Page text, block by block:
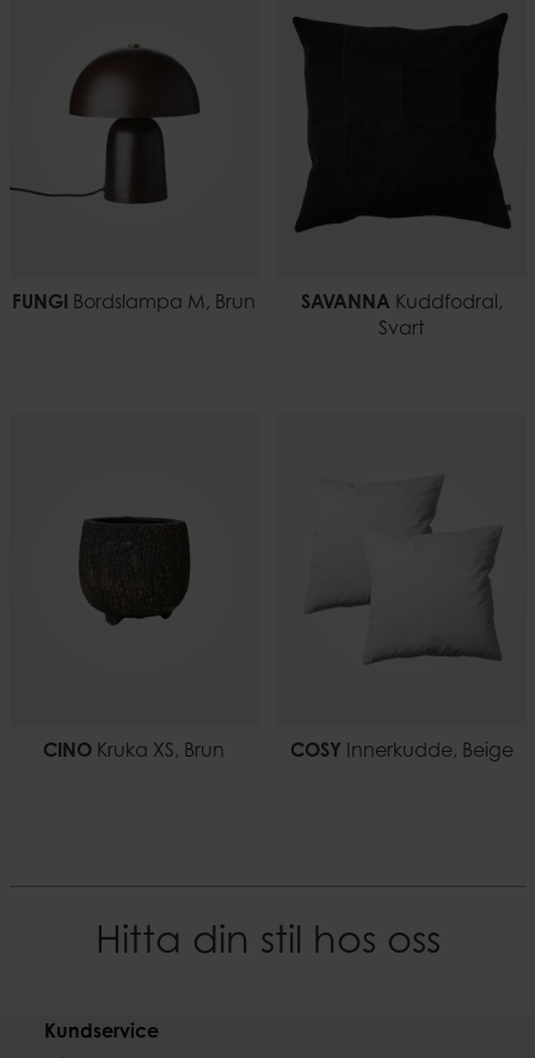
EAN-kod
7332793176178
FUNGI Bordslampa M, Brun SAVANNA Kuddfodral,
Svart
CINO Kruka XS, Brun COSY Innerkudde, Beige
Hitta din stil hos oss
Kundservice